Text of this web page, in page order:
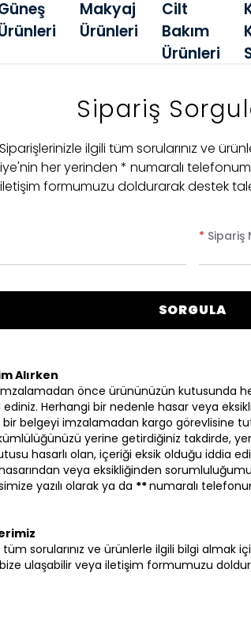
Makyaj
Ürünleri
Cilt
Bakım
Ürünleri
Sipariş
Siparişlerinizle ilgili tüm sorularınız ve
her yerinden * numaralı
iletişim formumuzu doldurarak destek
* Sipariş
SORGULA
Alırken
önce ürününüzün kutusunda
ediniz. Herhangi bir nedenle hasar veya
belgeyi imzalamadan kargo görevlisine
yerine getirdiğiniz takdirde,
hasarlı olan, içeriği eksik olduğu iddia
veya eksikliğinden
yazılı olarak ya da **numaralı
tüm sorularınız ve ürünlerle ilgili bilgi almak
ulaşabilir veya iletişim formumuzu